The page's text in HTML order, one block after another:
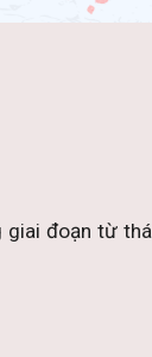
giai đoạn từ